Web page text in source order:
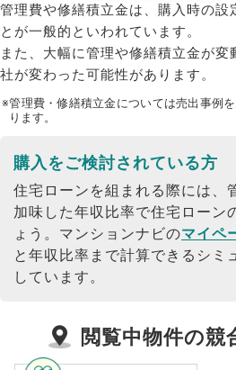
管理費や修繕積立金は、購入時の設
とが一般的といわれています。
また、大幅に管理や修繕積立金が
社が変わった可能性があります。
※管理費・修繕積立金については売出事例
ります。
購入をご検討されている方
住宅ローンを組まれる際には、
加味した年収比率で住宅ローン
ょう。 マンションナビのマイペ
と年収比率まで計算できるシミ
しています。
閲覧中物件の競